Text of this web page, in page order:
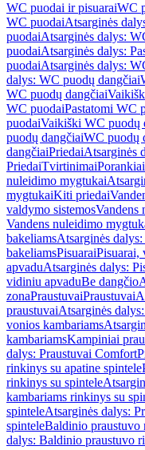
WC puodai ir pisuaraiWC
WC puodaiAtsarginės
puodaiAtsarginės dalys:
puodaiAtsarginės dalys:
puodaiAtsarginės dalys:
dalys: WC puodų dangčiai
WC puodų dangčiai
WC puodaiPastatomi WC
puodaiVaikiški WC puodų
puodų dangčiaiWC puodų
dangčiaiPriedaiAtsarginės
PriedaiTvirtinimaiPorankiai
nuleidimo mygtukai
mygtukaiKiti priedai
valdymo sistemosVandens
Vandens nuleidimo
bakeliamsAtsarginės
bakeliamsPisuaraiPisuarai,
apvaduAtsarginės dalys:
vidiniu apvaduBe dangčio
zonaPraustuvaiPraustuvai
praustuvaiAtsarginės
vonios kambariams
kambariamsKampiniai
dalys: Praustuvai Comfort
rinkinys su apatine spintele
rinkinys su spintele
kambariams rinkinys su
spinteleAtsarginės dalys:
spinteleBaldinio praustuvo
dalys: Baldinio praustuvo